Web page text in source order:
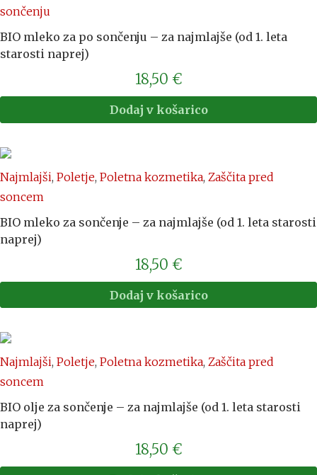
sončenju
BIO mleko za po sončenju – za najmlajše (od 1. leta
starosti naprej)
18,50 €
Dodaj v košarico
Najmlajši, Poletje, Poletna kozmetika, Zaščita pred
soncem
BIO mleko za sončenje – za najmlajše (od 1. leta starosti
naprej)
18,50 €
Dodaj v košarico
Najmlajši, Poletje, Poletna kozmetika, Zaščita pred
soncem
BIO olje za sončenje – za najmlajše (od 1. leta starosti
naprej)
18,50 €